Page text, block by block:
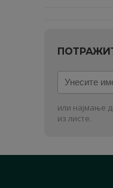
Унесите
име
и
презиме
или најмање
из листе.